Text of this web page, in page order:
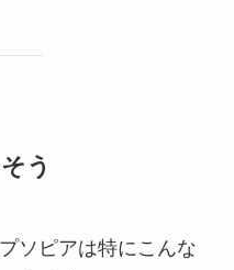
う
ソピアは特にこんな